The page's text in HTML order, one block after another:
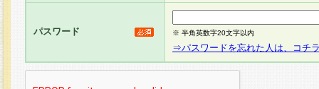
パスワード ※ 半角英数字20文字以内
⇒パスワードを忘れた人は、コチ